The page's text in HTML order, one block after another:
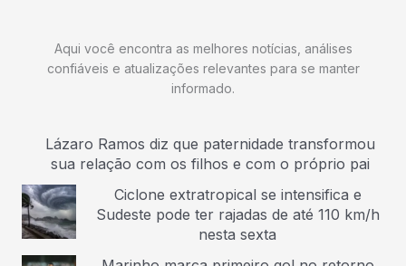
Aqui você encontra as melhores notícias, análises
confiáveis e atualizações relevantes para se manter
informado.
Lázaro Ramos diz que paternidade transformou
sua relação com os filhos e com o próprio pai
Ciclone extratropical se intensifica e
Sudeste pode ter rajadas de até 110 km/h
nesta sexta